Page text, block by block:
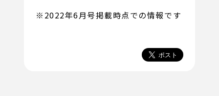
※2022年6月号掲載時点での情報です